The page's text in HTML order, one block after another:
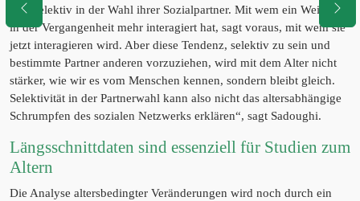
sind selektiv in der Wahl ihrer Sozialpartner. Mit wem ein Weibchen
in der Vergangenheit mehr interagiert hat, sagt voraus, mit wem sie
jetzt interagieren wird. Aber diese Tendenz, selektiv zu sein und
bestimmte Partner anderen vorzuziehen, wird mit dem Alter nicht
stärker, wie wir es vom Menschen kennen, sondern bleibt gleich.
Selektivität in der Partnerwahl kann also nicht das altersabhängige
Schrumpfen des sozialen Netzwerks erklären“, sagt Sadoughi.
Längsschnittdaten sind essenziell für Studien zum
Altern
Die Analyse altersbedingter Veränderungen wird noch durch ein